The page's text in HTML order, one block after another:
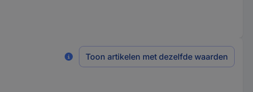
Toon artikelen met dezelfde waarden